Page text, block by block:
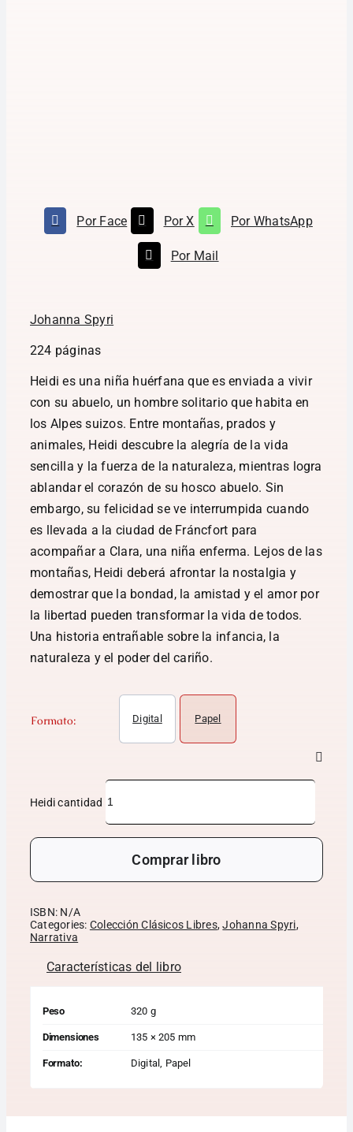
Por Face Por X Por WhatsApp
Por Mail
Johanna Spyri
224 páginas
Heidi es una niña huérfana que es enviada a vivir
con su abuelo, un hombre solitario que habita en
los Alpes suizos. Entre montañas, prados y
animales, Heidi descubre la alegría de la vida
sencilla y la fuerza de la naturaleza, mientras logra
ablandar el corazón de su hosco abuelo. Sin
embargo, su felicidad se ve interrumpida cuando
es llevada a la ciudad de Fráncfort para
acompañar a Clara, una niña enferma. Lejos de las
montañas, Heidi deberá afrontar la nostalgia y
demostrar que la bondad, la amistad y el amor por
la libertad pueden transformar la vida de todos.
Una historia entrañable sobre la infancia, la
naturaleza y el poder del cariño.
Formato: Digital Papel
Heidi cantidad
Comprar libro
ISBN: N/A
Categories: Colección Clásicos Libres,Johanna Spyri,
Narrativa
Características del libro
Peso 320 g
Dimensiones 135 × 205 mm
Formato: Digital, Papel